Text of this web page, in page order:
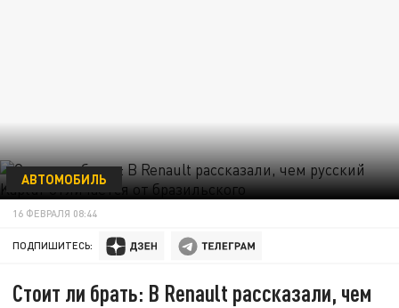
АВТОМОБИЛЬ
16 ФЕВРАЛЯ 08:44
ПОДПИШИТЕСЬ:
Стоит ли брать: В Renault рассказали, чем